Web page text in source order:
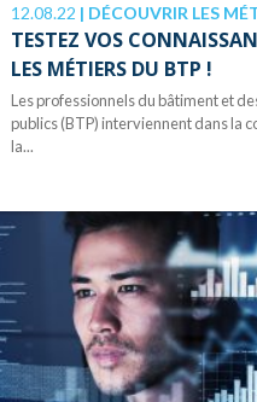
12.08.22 | DÉCOUVRIR LES
TESTEZ VOS
LES MÉTIERS DU BTP !
Les professionnels du bâtiment et
publics (BTP) interviennent dans la
la...